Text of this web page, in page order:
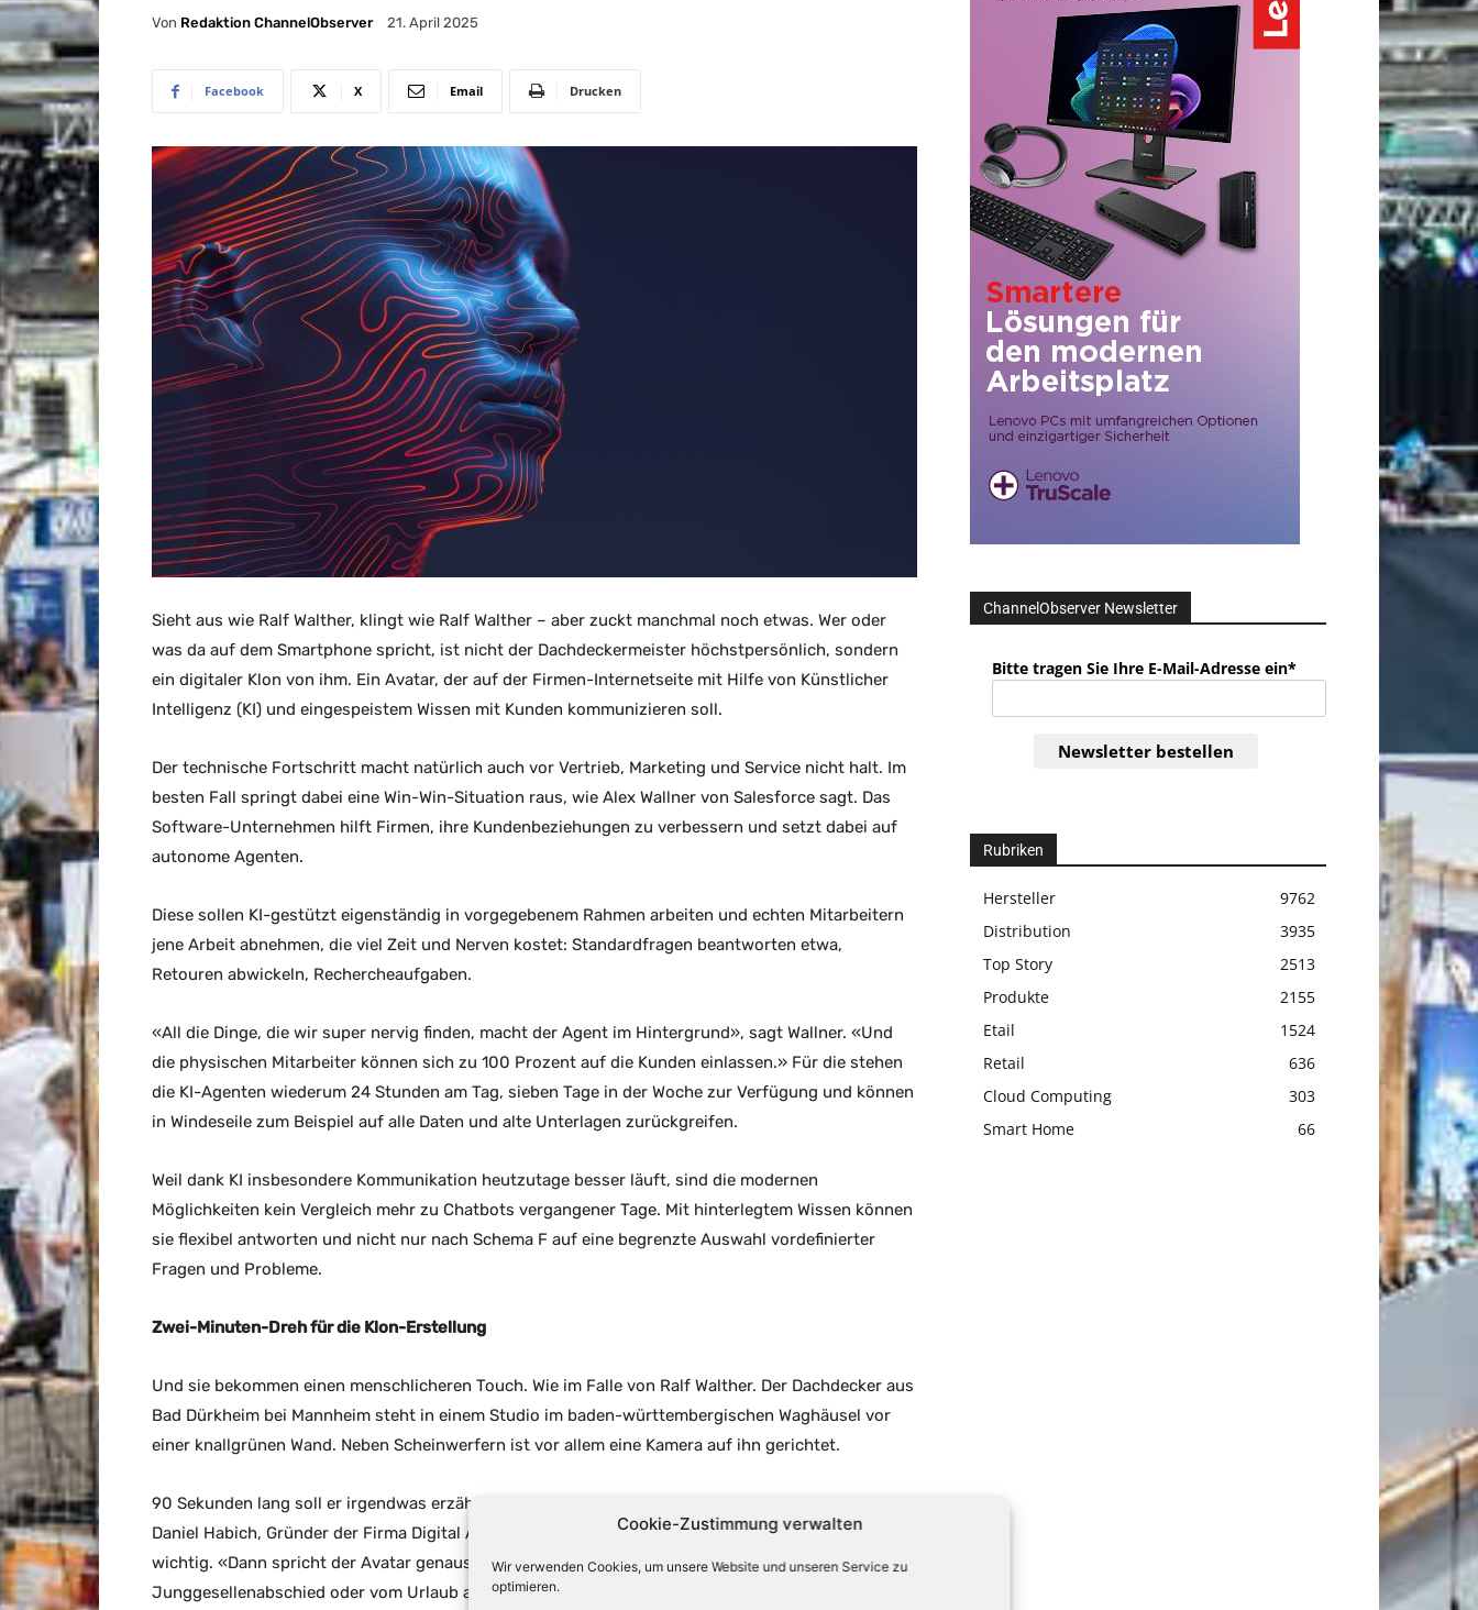
Cookie-Zustimmung verwalten
Wir verwenden Cookies, um unsere Website und unseren Service zu
optimieren.
Von Redaktion ChannelObserver 21. April 2025
Facebook X Email Drucken
Sieht aus wie Ralf Walther, klingt wie Ralf Walther – aber zuckt manchmal noch etwas. Wer oder
was da auf dem Smartphone spricht, ist nicht der Dachdeckermeister höchstpersönlich, sondern
ein digitaler Klon von ihm. Ein Avatar, der auf der Firmen-Internetseite mit Hilfe von Künstlicher
Intelligenz (KI) und eingespeistem Wissen mit Kunden kommunizieren soll.
Der technische Fortschritt macht natürlich auch vor Vertrieb, Marketing und Service nicht halt. Im
besten Fall springt dabei eine Win-Win-Situation raus, wie Alex Wallner von Salesforce sagt. Das
Software-Unternehmen hilft Firmen, ihre Kundenbeziehungen zu verbessern und setzt dabei auf
autonome Agenten.
Diese sollen KI-gestützt eigenständig in vorgegebenem Rahmen arbeiten und echten Mitarbeitern
jene Arbeit abnehmen, die viel Zeit und Nerven kostet: Standardfragen beantworten etwa,
Retouren abwickeln, Rechercheaufgaben.
«All die Dinge, die wir super nervig finden, macht der Agent im Hintergrund», sagt Wallner. «Und
die physischen Mitarbeiter können sich zu 100 Prozent auf die Kunden einlassen.» Für die stehen
die KI-Agenten wiederum 24 Stunden am Tag, sieben Tage in der Woche zur Verfügung und können
in Windeseile zum Beispiel auf alle Daten und alte Unterlagen zurückgreifen.
Weil dank KI insbesondere Kommunikation heutzutage besser läuft, sind die modernen
Möglichkeiten kein Vergleich mehr zu Chatbots vergangener Tage. Mit hinterlegtem Wissen können
sie flexibel antworten und nicht nur nach Schema F auf eine begrenzte Auswahl vordefinierter
Fragen und Probleme.
Zwei-Minuten-Dreh für die Klon-Erstellung
Und sie bekommen einen menschlicheren Touch. Wie im Falle von Ralf Walther. Der Dachdecker aus
Bad Dürkheim bei Mannheim steht in einem Studio im baden-württembergischen Waghäusel vor
einer knallgrünen Wand. Neben Scheinwerfern ist vor allem eine Kamera auf ihn gerichtet.
90 Sekunden lang soll er irgendwas erzählen. «Frei Schnauze ein Schwank aus dem Leben», sagt
Daniel Habich, Gründer der Firma Digital A-Team, die die KI-Klone erstellt. Positive Energie sei
wichtig. «Dann spricht der Avatar genauso euphorisch über energetische Dachsanierung.» Vom
Junggesellenabschied oder vom Urlaub auf Mallorca hätten die Menschen schon berichtet. Der
ChannelObserver Newsletter
Bitte tragen Sie Ihre E-Mail-Adresse ein*
Newsletter bestellen
Rubriken
Hersteller
9762
Distribution
3935
Top Story
2513
Produkte
2155
Etail
1524
Retail
636
Cloud Computing
303
Smart Home
66